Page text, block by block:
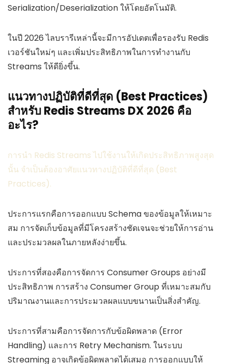
Serialization/Deserialization ให้โดยอัตโนมัติ.
ในปี 2026 ไลบรารีเหล่านี้จะมีการอัปเดตเพื่อรองรับ Redis
เวอร์ชันใหม่ๆ และเพิ่มประสิทธิภาพในการทำงานกับ
Streams ให้ดียิ่งขึ้น.
แนวทางปฏิบัติที่ดีที่สุด (Best Practices)
สำหรับ Redis Streams DX 2026 คือ
อะไร?
การนำ Redis Streams ไปใช้งานให้เกิดประสิทธิภาพสูงสุด
นั้น จำเป็นต้องอาศัยแนวทางปฏิบัติที่ดีที่สุด (Best
Practices).
ประการแรกคือการออกแบบ Schema ของข้อมูลให้เหมาะ
สม การจัดเก็บข้อมูลที่มีโครงสร้างชัดเจนจะช่วยให้การอ่าน
และประมวลผลในภายหลังง่ายขึ้น.
ประการที่สองคือการจัดการ Consumer Groups อย่างมี
ประสิทธิภาพ การสร้าง Consumer Group ที่เหมาะสมกับ
ปริมาณงานและการประมวลผลแบบขนานเป็นสิ่งสำคัญ.
ประการที่สามคือการจัดการกับข้อผิดพลาด (Error
Handling) และการ Retry Mechanism. ในระบบ
Streaming อาจเกิดข้อผิดพลาดได้เสมอ การออกแบบให้